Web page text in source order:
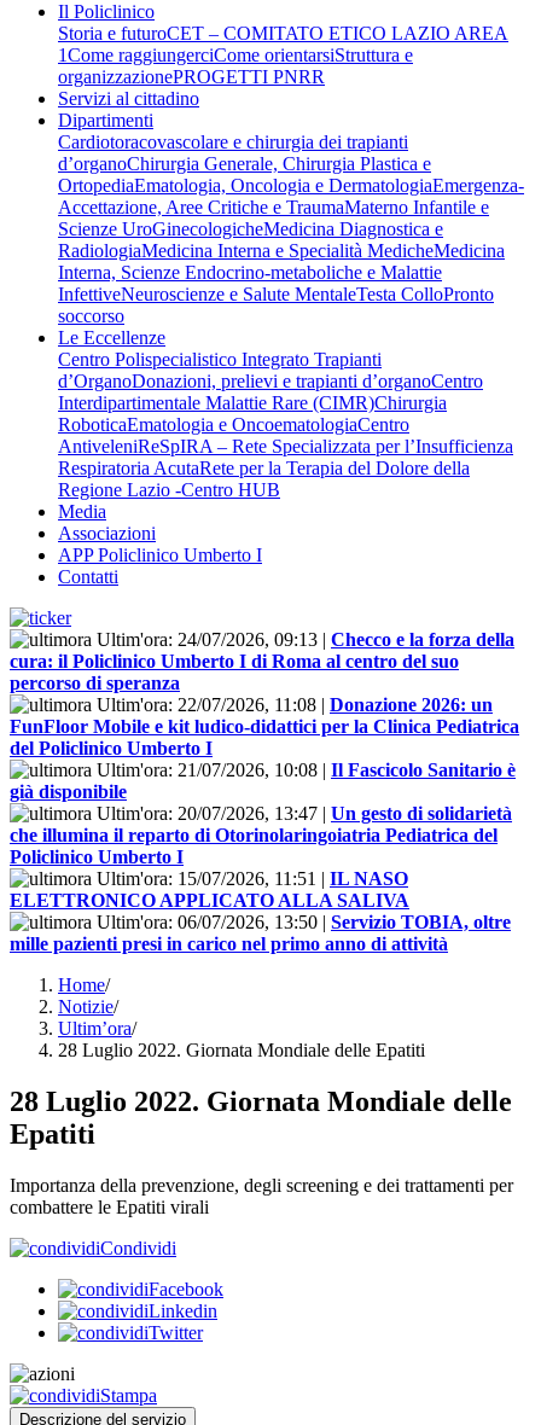
Il Policlinico
Storia e futuroCET – COMITATO ETICO LAZIO AREA
1Come raggiungerciCome orientarsiStruttura e
organizzazionePROGETTI PNRR
Servizi al cittadino
Dipartimenti
Cardiotoracovascolare e chirurgia dei trapianti
d’organoChirurgia Generale, Chirurgia Plastica e
OrtopediaEmatologia, Oncologia e DermatologiaEmergenza-
Accettazione, Aree Critiche e TraumaMaterno Infantile e
Scienze UroGinecologicheMedicina Diagnostica e
RadiologiaMedicina Interna e Specialità MedicheMedicina
Interna, Scienze Endocrino-metaboliche e Malattie
InfettiveNeuroscienze e Salute MentaleTesta ColloPronto
soccorso
Le Eccellenze
Centro Polispecialistico Integrato Trapianti
d’OrganoDonazioni, prelievi e trapianti d’organoCentro
Interdipartimentale Malattie Rare (CIMR)Chirurgia
RoboticaEmatologia e OncoematologiaCentro
AntiveleniReSpIRA – Rete Specializzata per l’Insufficienza
Respiratoria AcutaRete per la Terapia del Dolore della
Regione Lazio -Centro HUB
Media
Associazioni
APP Policlinico Umberto I
Contatti
Ultim'ora: 24/07/2026, 09:13 | Checco e la forza della
cura: il Policlinico Umberto I di Roma al centro del suo
percorso di speranza
Ultim'ora: 22/07/2026, 11:08 | Donazione 2026: un
FunFloor Mobile e kit ludico-didattici per la Clinica Pediatrica
del Policlinico Umberto I
Ultim'ora: 21/07/2026, 10:08 | Il Fascicolo Sanitario è
già disponibile
Ultim'ora: 20/07/2026, 13:47 | Un gesto di solidarietà
che illumina il reparto di Otorinolaringoiatria Pediatrica del
Policlinico Umberto I
Ultim'ora: 15/07/2026, 11:51 | IL NASO
ELETTRONICO APPLICATO ALLA SALIVA
Ultim'ora: 06/07/2026, 13:50 | Servizio TOBIA, oltre
mille pazienti presi in carico nel primo anno di attività
Home/
Notizie/
Ultim’ora/
28 Luglio 2022. Giornata Mondiale delle Epatiti
28 Luglio 2022. Giornata Mondiale delle
Epatiti
Importanza della prevenzione, degli screening e dei trattamenti per
combattere le Epatiti virali
Condividi
Facebook
Linkedin
Twitter
Stampa
Descrizione del servizio